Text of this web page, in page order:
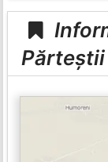
Părteștii